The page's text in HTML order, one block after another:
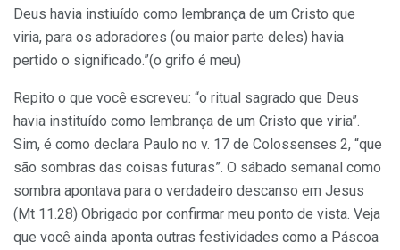
Deus havia instiuído como lembrança de um Cristo que
viria, para os adoradores (ou maior parte deles) havia
pertido o significado.”(o grifo é meu)
Repito o que você escreveu: “o ritual sagrado que Deus
havia instituído como lembrança de um Cristo que viria”.
Sim, é como declara Paulo no v. 17 de Colossenses 2, “que
são sombras das coisas futuras”. O sábado semanal como
sombra apontava para o verdadeiro descanso em Jesus
(Mt 11.28) Obrigado por confirmar meu ponto de vista. Veja
que você ainda aponta outras festividades como a Páscoa